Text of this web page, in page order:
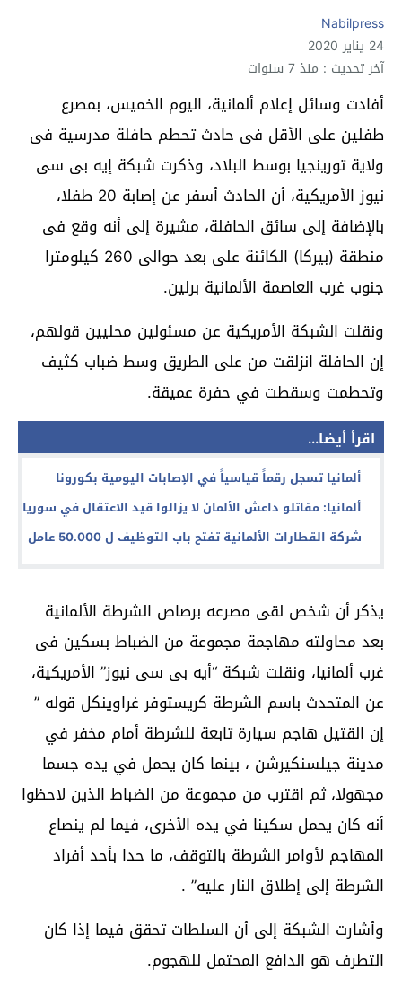
Nabilpress
24 يناير 2020
آخر تحديث : منذ 7 سنوات
أفادت وسائل إعلام ألمانية، اليوم الخميس، بمصرع
طفلين على الأقل فى حادث تحطم حافلة مدرسية فى
ولاية تورينجيا بوسط البلاد، وذكرت شبكة إيه بى سى
نيوز الأمريكية، أن الحادث أسفر عن إصابة 20 طفلا،
بالإضافة إلى سائق الحافلة، مشيرة إلى أنه وقع فى
منطقة (بيركا) الكائنة على بعد حوالى 260 كيلومترا
جنوب غرب العاصمة الألمانية برلين.
ونقلت الشبكة الأمريكية عن مسئولين محليين قولهم،
إن الحافلة انزلقت من على الطريق وسط ضباب كثيف
وتحطمت وسقطت في حفرة عميقة.
اقرأ أيضا...
ألمانيا تسجل رقماً قياسياً في الإصابات اليومية بكورونا
ألمانيا: مقاتلو داعش الألمان لا يزالوا قيد الاعتقال في سوريا
شركة القطارات الألمانية تفتح باب التوظيف ل 50.000 عامل
يذكر أن شخص لقى مصرعه برصاص الشرطة الألمانية
بعد محاولته مهاجمة مجموعة من الضباط بسكين فى
غرب ألمانيا، ونقلت شبكة “أيه بى سى نيوز” الأمريكية،
عن المتحدث باسم الشرطة كريستوفر غراوينكل قوله ”
إن القتيل هاجم سيارة تابعة للشرطة أمام مخفر في
مدينة جيلسنكيرشن ، بينما كان يحمل في يده جسما
مجهولا، ثم اقترب من مجموعة من الضباط الذين لاحظوا
أنه كان يحمل سكينا في يده الأخرى، فيما لم ينصاع
المهاجم لأوامر الشرطة بالتوقف، ما حدا بأحد أفراد
الشرطة إلى إطلاق النار عليه” .
وأشارت الشبكة إلى أن السلطات تحقق فيما إذا كان
التطرف هو الدافع المحتمل للهجوم.